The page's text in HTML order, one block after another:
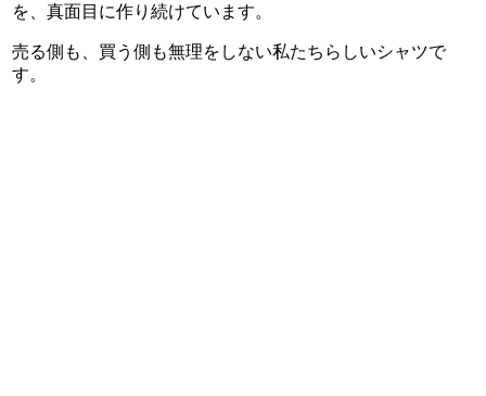
を、真面目に作り続けています。
売る側も、買う側も無理をしない私たちらしいシャツで
す。